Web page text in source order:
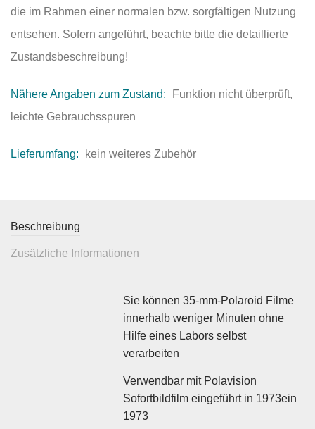
die im Rahmen einer normalen bzw. sorgfältigen Nutzung
entsehen. Sofern angeführt, beachte bitte die detaillierte
Zustandsbeschreibung!
Nähere Angaben zum Zustand:
Funktion nicht überprüft,
leichte Gebrauchsspuren
Lieferumfang: kein weiteres Zubehör
Beschreibung
Zusätzliche Informationen
Sie können 35-mm-Polaroid Filme
innerhalb weniger Minuten ohne
Hilfe eines Labors selbst
verarbeiten
Verwendbar mit Polavision
Sofortbildfilm eingeführt in 1973ein
1973